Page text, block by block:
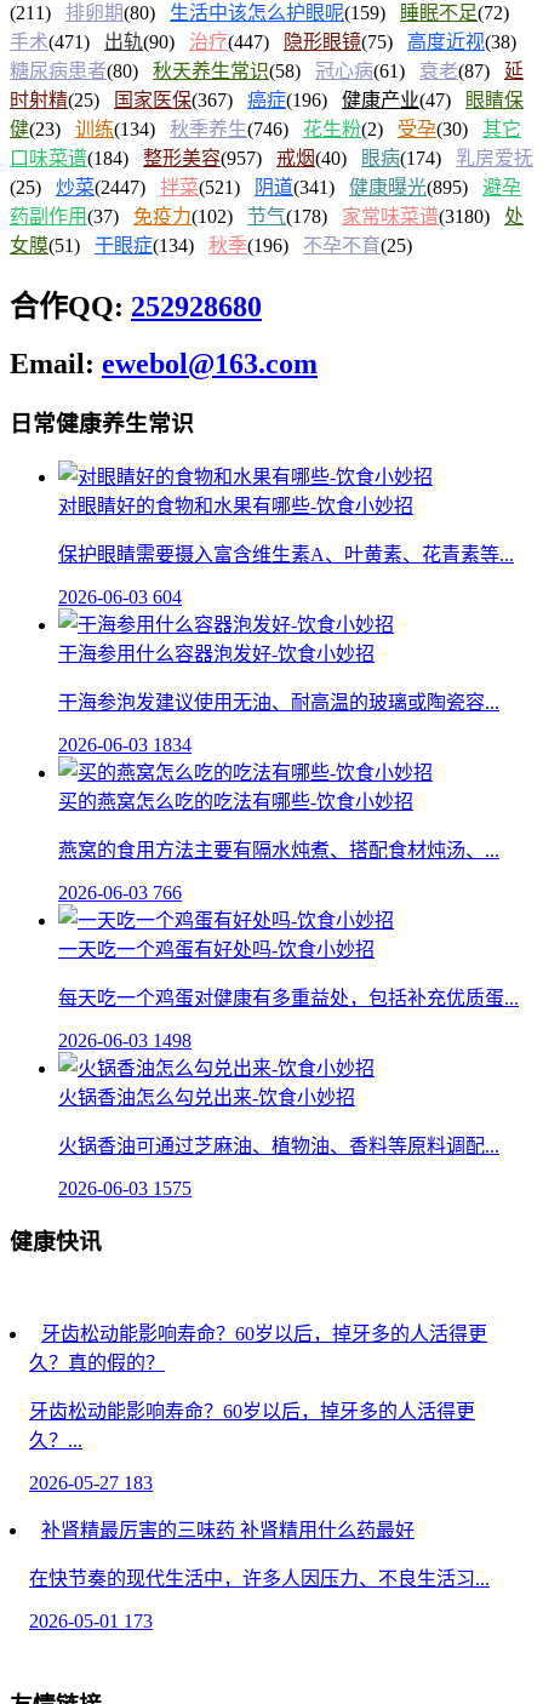
(211) 排卵期(80) 生活中该怎么护眼呢(159) 睡眠不足(72)
手术(471) 出轨(90) 治疗(447) 隐形眼镜(75) 高度近视(38)
糖尿病患者(80) 秋天养生常识(58) 冠心病(61) 衰老(87) 延
时射精(25) 国家医保(367) 癌症(196) 健康产业(47)
眼睛保
健(23) 训练(134) 秋季养生(746) 花生粉(2) 受孕(30) 其它
口味菜谱(184) 整形美容(957) 戒烟(40) 眼病(174) 乳房爱抚
(25) 炒菜(2447) 拌菜(521) 阴道(341) 健康曝光(895) 避孕
药副作用(37) 免疫力(102) 节气(178) 家常味菜谱(3180) 处
女膜(51) 干眼症(134) 秋季(196) 不孕不育(25)
合作QQ: 252928680
Email: ewebol@163.com
日常健康养生常识
对眼睛好的食物和水果有哪些-饮食小妙招
保护眼睛需要摄入富含维生素A、叶黄素、花青素等...
2026-06-03 604
干海参用什么容器泡发好-饮食小妙招
干海参泡发建议使用无油、耐高温的玻璃或陶瓷容...
2026-06-03 1834
买的燕窝怎么吃的吃法有哪些-饮食小妙招
燕窝的食用方法主要有隔水炖煮、搭配食材炖汤、...
2026-06-03 766
一天吃一个鸡蛋有好处吗-饮食小妙招
每天吃一个鸡蛋对健康有多重益处，包括补充优质蛋...
2026-06-03 1498
火锅香油怎么勾兑出来-饮食小妙招
火锅香油可通过芝麻油、植物油、香料等原料调配...
2026-06-03 1575
健康快讯
牙齿松动能影响寿命？60岁以后，掉牙多的人活得更
久？真的假的？
牙齿松动能影响寿命？60岁以后，掉牙多的人活得更
久？...
2026-05-27 183
补肾精最厉害的三味药 补肾精用什么药最好
在快节奏的现代生活中，许多人因压力、不良生活习...
2026-05-01 173